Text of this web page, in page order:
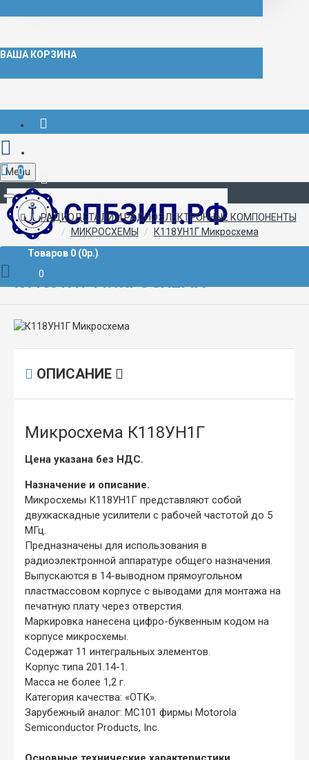
ВАША КОРЗИНА
+7 (812) 507-02-72
Menu
0
Товаров 0 (0р.)
0
РАДИОДЕТАЛИ И РАДИОЭЛЕКТРОННЫЕ КОМПОНЕНТЫ
МИКРОСХЕМЫ
К118УН1Г Микросхема
К118УН1Г МИКРОСХЕМА
ОПИСАНИЕ
Микросхема К118УН1Г
Цена указана без НДС.
Назначение и описание.
Микросхемы К118УН1Г представляют собой
двухкаскадные усилители с рабочей частотой до 5
МГц.
Предназначены для использования в
радиоэлектронной аппаратуре общего назначения.
Выпускаются в 14-выводном прямоугольном
пластмассовом корпусе с выводами для монтажа на
печатную плату через отверстия.
Маркировка нанесена цифро-буквенным кодом на
корпусе микросхемы.
Содержат 11 интегральных элементов.
Корпус типа 201.14-1.
Масса не более 1,2 г.
Категория качества: «ОТК».
Зарубежный аналог: MC101 фирмы Motorola
Semiconductor Products, Inc.